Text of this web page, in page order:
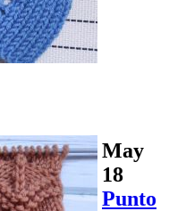
May
18
Punto